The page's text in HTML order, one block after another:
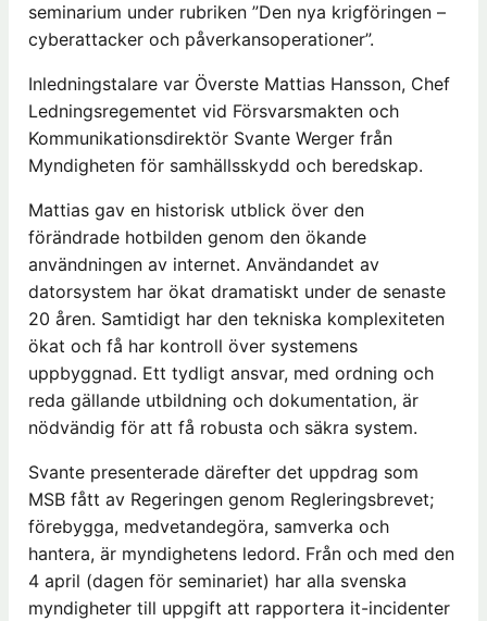
seminarium under rubriken ”Den nya krigföringen –
cyberattacker och påverkansoperationer”.
Inledningstalare var Överste Mattias Hansson, Chef
Ledningsregementet vid Försvarsmakten och
Kommunikationsdirektör Svante Werger från
Myndigheten för samhällsskydd och beredskap.
Mattias gav en historisk utblick över den
förändrade hotbilden genom den ökande
användningen av internet. Användandet av
datorsystem har ökat dramatiskt under de senaste
20 åren. Samtidigt har den tekniska komplexiteten
ökat och få har kontroll över systemens
uppbyggnad. Ett tydligt ansvar, med ordning och
reda gällande utbildning och dokumentation, är
nödvändig för att få robusta och säkra system.
Svante presenterade därefter det uppdrag som
MSB fått av Regeringen genom Regleringsbrevet;
förebygga, medvetandegöra, samverka och
hantera, är myndighetens ledord. Från och med den
4 april (dagen för seminariet) har alla svenska
myndigheter till uppgift att rapportera it-incidenter